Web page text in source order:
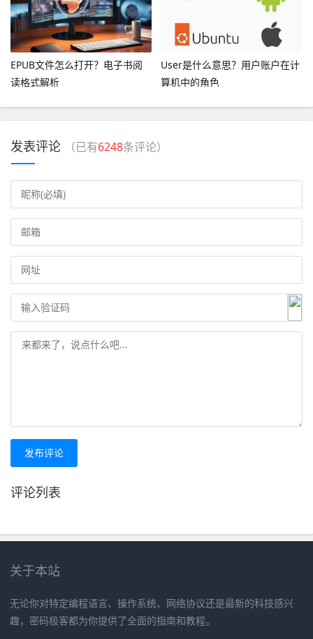
EPUB文件怎么打开？电子书阅
读格式解析
User是什么意思？用户账户在计
算机中的角色
发表评论 （已有6248条评论）
发布评论
评论列表
关于本站
无论你对特定编程语言、操作系统、网络协议还是最新的科技感兴
趣，密码极客都为你提供了全面的指南和教程。